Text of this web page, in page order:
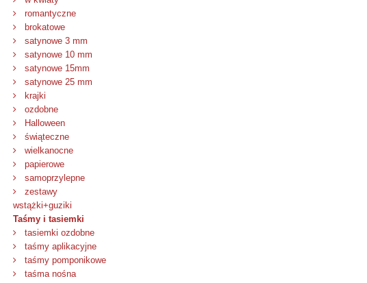
romantyczne
brokatowe
satynowe 3 mm
satynowe 10 mm
satynowe 15mm
satynowe 25 mm
krajki
ozdobne
Halloween
świąteczne
wielkanocne
papierowe
samoprzylepne
zestawy
wstążki+guziki
Taśmy i tasiemki
tasiemki ozdobne
taśmy aplikacyjne
taśmy pomponikowe
taśma nośna